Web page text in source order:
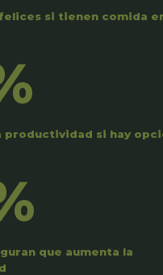
si tienen comida
productividad si hay
que aumenta la